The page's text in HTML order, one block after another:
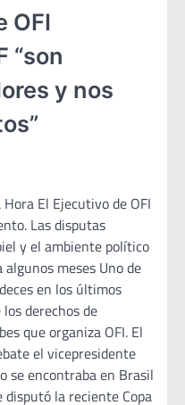
OFI
“son
y nos
El Ejecutivo de OFI
Las disputas
y el ambiente político
meses Uno de
en los últimos
derechos de
que organiza OFI. El
el vicepresidente
se encontraba en Brasil
la reciente Copa